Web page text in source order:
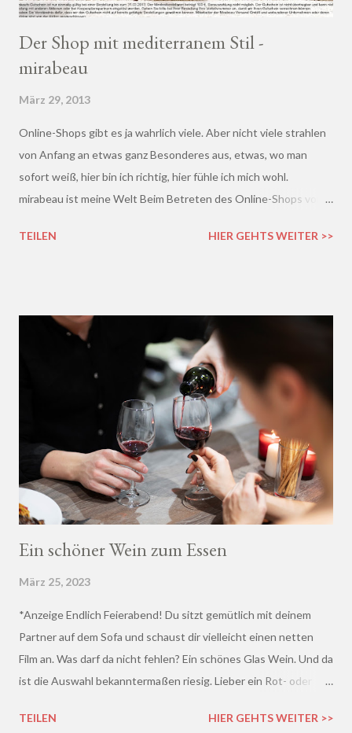
Der Shop mit mediterranem Stil -
mirabeau
März 29, 2013
Online-Shops gibt es ja wahrlich viele. Aber nicht viele strahlen
von Anfang an etwas ganz Besonderes aus, etwas, wo man
sofort weiß, hier bin ich richtig, hier fühle ich mich wohl.
mirabeau ist meine Welt Beim Betreten des Online-Shops von
Harmonische - ich wusste sofort, hier fühle ich mich wohl :)
TEILEN HIER GEHTS WEITER >>
Ein schöner Wein zum Essen
März 25, 2023
*Anzeige Endlich Feierabend! Du sitzt gemütlich mit deinem
Partner auf dem Sofa und schaust dir vielleicht einen netten
Film an. Was darf da nicht fehlen? Ein schönes Glas Wein. Und da
ist die Auswahl bekanntermaßen riesig. Lieber ein Rot- oder
lieblich? Du hast die Qual der Wahl :D Wenn du so wie ich kaum
TEILEN HIER GEHTS WEITER >>